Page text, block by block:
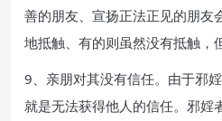
善的朋友、宣扬正法正见的朋友
地抵触、有的则虽然没有抵触，
9、亲朋对其没有信任。由于邪
就是无法获得他人的信任。邪婬